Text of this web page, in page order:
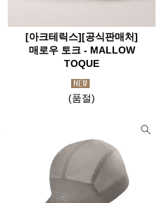
[아크테릭스][공식판매처]
매로우 토크 - MALLOW
TOQUE
(품절)